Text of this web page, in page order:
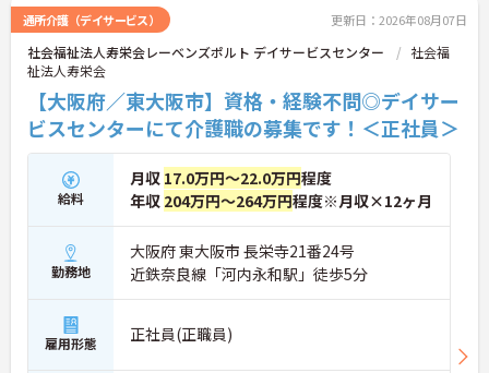
通所介護（デイサービス） 更新日：2026年08月07日
社会福祉法人寿栄会レーベンズポルト デイサービスセンター
社会福
祉法人寿栄会
【大阪府／東大阪市】資格・経験不問◎デイサー
ビスセンターにて介護職の募集です！＜正社員＞
給料
月収 17.0万円～22.0万円程度
年収 204万円～264万円程度※月収×12ヶ月
勤務地
大阪府 東大阪市 長栄寺21番24号
近鉄奈良線「河内永和駅」徒歩5分
雇用形態 正社員(正職員)